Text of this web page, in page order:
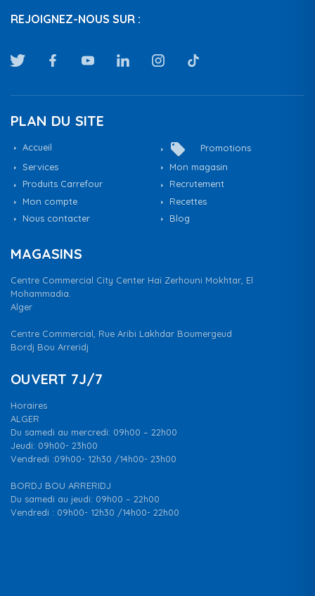
REJOIGNEZ-NOUS SUR :
PLAN DU SITE
Accueil local_offer
Promotions
Services
Mon magasin
Produits Carrefour
Recrutement
Mon compte
Recettes
Nous contacter
Blog
MAGASINS
Centre Commercial City Center Haï Zerhouni Mokhtar, El
Mohammadia.
Alger
Centre Commercial, Rue Aribi Lakhdar Boumergeud
Bordj Bou Arreridj
OUVERT 7J/7
Horaires
ALGER
Du samedi au mercredi: 09h00 – 22h00
Jeudi: 09h00- 23h00
Vendredi :09h00- 12h30 /14h00- 23h00
BORDJ BOU ARRERIDJ
Du samedi au jeudi: 09h00 – 22h00
Vendredi : 09h00- 12h30 /14h00- 22h00